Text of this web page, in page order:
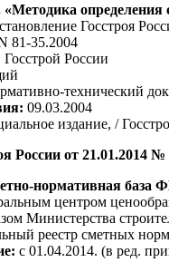
определения
Госстроя
81-35.2004
Госстрой России
технический
09.03.2004
издание, /
России от 21.01.2014
нормативная база
центром
Министерства
реестр сметных
с 01.04.2014. (в ред.